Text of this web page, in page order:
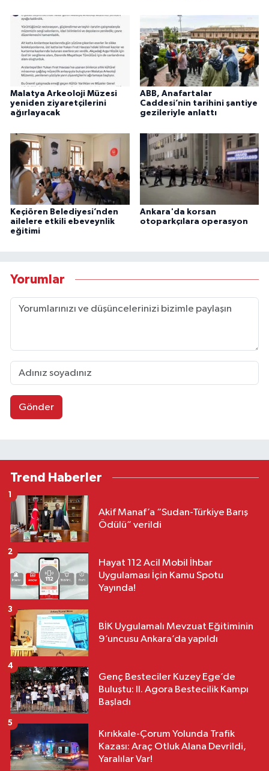
Malatya Arkeoloji Müzesi
yeniden ziyaretçilerini
ağırlayacak
ABB, Anafartalar
Caddesi’nin tarihini şantiye
gezileriyle anlattı
Keçiören Belediyesi’nden
ailelere etkili ebeveynlik
eğitimi
Ankara'da korsan
otoparkçılara operasyon
Yorumlar
Gönder
Trend Haberler
Akif Manaf’a “Sudan-Türkiye Barış
Ödülü” verildi
1
Hayat 112 Acil Mobil İhbar
Uygulaması İçin Kamu Spotu
Yayında!
2
BİK Uygulamalı Mevzuat Eğitiminin
9’uncusu Ankara’da yapıldı
3
Genç Besteciler Kuzey Ege’de
Buluştu: II. Agora Bestecilik Kampı
Başladı
4
Kırıkkale-Çorum Yolunda Trafik
Kazası: Araç Otluk Alana Devrildi,
Yaralılar Var!
5